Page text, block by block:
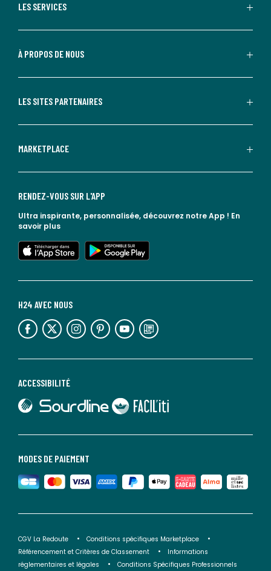
LES SERVICES
À PROPOS DE NOUS
LES SITES PARTENAIRES
MARKETPLACE
MODES DE PAIEMENT
ACCESSIBILITÉ
lien vers Sourdline
lien vers Faciliti
H24 AVEC NOUS
lien vers l'espace réseaux sociaux lien vers l'espace réseaux sociaux lien vers l'espace réseaux sociaux lien vers l'espace réseaux sociaux lien vers l'espace réseaux sociaux lien vers le blog la redoute
RENDEZ-VOUS SUR L'APP
Ultra inspirante, personnalisée, découvrez notre App ! En
savoir plus
lien vers l'app store
lien vers google play
CGV La Redoute
Conditions spécifiques Marketplace
Référencement et Critères de Classement
Informations
réglementaires et légales
Conditions Spécifiques Professionnels